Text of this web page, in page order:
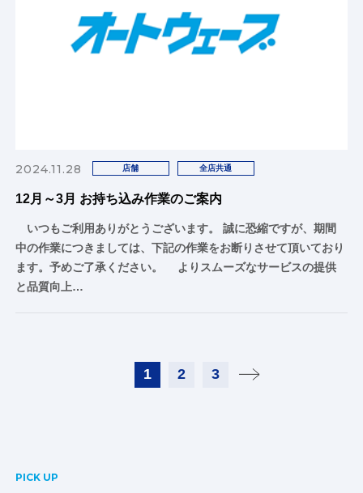
2024.11.28 店舗 全店共通
12月～3月 お持ち込み作業のご案内
いつもご利用ありがとうございます。 誠に恐縮ですが、期間
中の作業につきましては、下記の作業をお断りさせて頂いており
ます。予めご了承ください。 よりスムーズなサービスの提供
と品質向上…
1 2 3
PICK UP